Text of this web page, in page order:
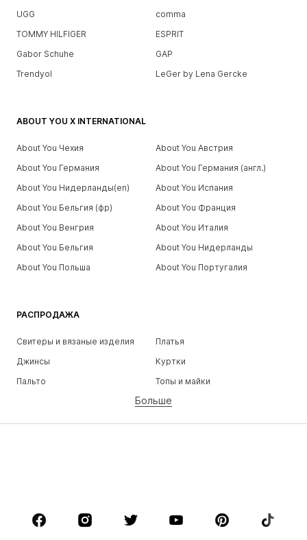
UGG
comma
TOMMY HILFIGER
ESPRIT
Gabor Schuhe
GAP
Trendyol
LeGer by Lena Gercke
РАСПРОДАЖА
Свитеры и вязаные изделия
Платья
Джинсы
Куртки
Пальто
Топы и майки
Белье
Аксессуары
Премиум
Больше
ABOUT YOU X INTERNATIONAL
About You Чехия
About You Австрия
About You Германия
About You Германия (англ.)
About You Нидерланды(en)
About You Испания
About You Бельгия (фр)
About You Франция
About You Венгрия
About You Италия
About You Бельгия
About You Нидерланды
About You Польша
About You Португалия